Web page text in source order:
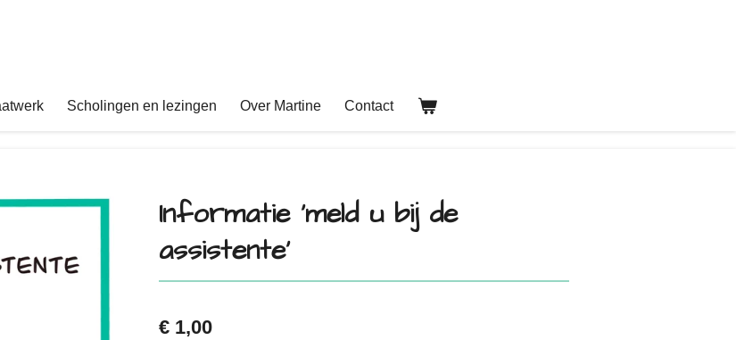
Scholingen en lezingen Over Martine Contact
Informatie ‘meld u bij de
assistente’
€ 1,00